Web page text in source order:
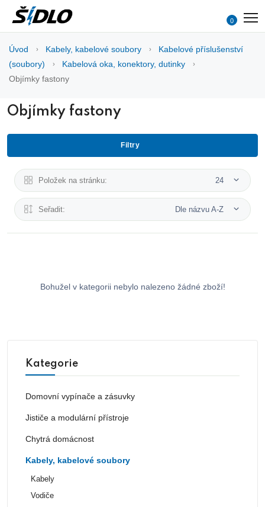
0
Úvod Kabely, kabelové soubory
Kabelové příslušenství
(soubory)
Kabelová oka, konektory, dutinky
Objímky fastony
Objímky fastony
Filtry
Položek na stránku: 24
Seřadit: Dle názvu A-Z
Bohužel v kategorii nebylo nalezeno žádné zboží!
Kategorie
Domovní vypínače a zásuvky
Jističe a modulární přístroje
Chytrá domácnost
Kabely, kabelové soubory
Kabely
Vodiče